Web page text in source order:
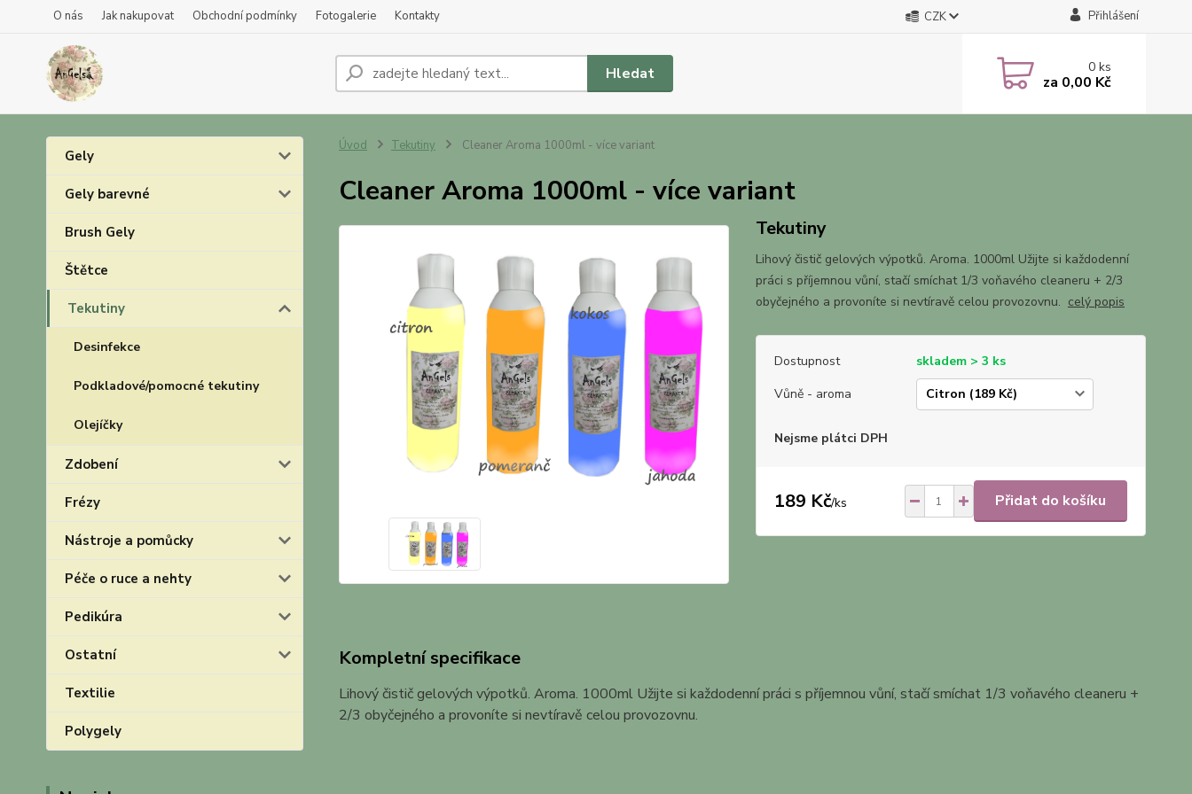
O nás Jak nakupovat Obchodní podmínky Fotogalerie Kontakty CZK Přihlášení
Hledat 0ks
za 0,00 Kč
Gely
Gely barevné
Brush Gely
Štětce
Tekutiny
Desinfekce
Podkladové/pomocné tekutiny
Olejíčky
Zdobení
Frézy
Nástroje a pomůcky
Péče o ruce a nehty
Pedikúra
Ostatní
Textilie
Polygely
Úvod Tekutiny Cleaner Aroma 1000ml - více variant
Cleaner Aroma 1000ml - více variant
Tekutiny
Lihový čistič gelových výpotků. Aroma. 1000ml Užijte si každodenní
práci s příjemnou vůní, stačí smíchat 1/3 voňavého cleaneru + 2/3
obyčejného a provoníte si nevtíravě celou provozovnu. celý popis
Dostupnost
skladem > 3 ks
Vůně - aroma
Nejsme plátci DPH
189 Kč/ks Přidat do košíku
Kompletní specifikace
Lihový čistič gelových výpotků. Aroma. 1000ml Užijte si každodenní práci s příjemnou vůní, stačí smíchat 1/3 voňavého cleaneru +
2/3 obyčejného a provoníte si nevtíravě celou provozovnu.